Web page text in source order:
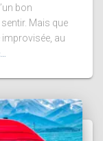
bon
Mais que
improvisée, au